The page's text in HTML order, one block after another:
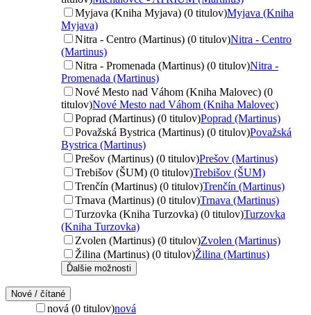
Myjava (Kniha Myjava) (0 titulov)Myjava (Kniha
Myjava)
Nitra - Centro (Martinus) (0 titulov)Nitra - Centro
(Martinus)
Nitra - Promenada (Martinus) (0 titulov)Nitra -
Promenada (Martinus)
Nové Mesto nad Váhom (Kniha Malovec) (0
titulov)Nové Mesto nad Váhom (Kniha Malovec)
Poprad (Martinus) (0 titulov)Poprad (Martinus)
Považská Bystrica (Martinus) (0 titulov)Považská
Bystrica (Martinus)
Prešov (Martinus) (0 titulov)Prešov (Martinus)
Trebišov (ŠUM) (0 titulov)Trebišov (ŠUM)
Trenčín (Martinus) (0 titulov)Trenčín (Martinus)
Trnava (Martinus) (0 titulov)Trnava (Martinus)
Turzovka (Kniha Turzovka) (0 titulov)Turzovka
(Kniha Turzovka)
Zvolen (Martinus) (0 titulov)Zvolen (Martinus)
Žilina (Martinus) (0 titulov)Žilina (Martinus)
Ďalšie možnosti
Nové / čítané
nová (0 titulov)nová